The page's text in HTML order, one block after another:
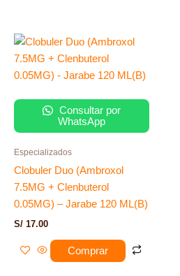
Consultar por
WhatsApp
Especializados
Clobuler Duo (Ambroxol
7.5MG + Clenbuterol
0.05MG) – Jarabe 120 ML(B)
S/ 17.00
Comprar